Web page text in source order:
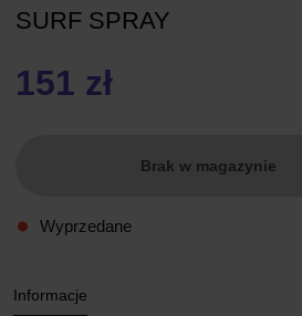
SURF SPRAY
151 zł
Brak w magazynie
Wyprzedane
Informacje